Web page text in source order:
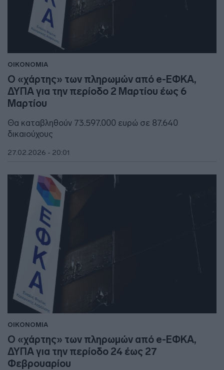
ΟΙΚΟΝΟΜΙΑ
Ο «χάρτης» των πληρωμών από e-ΕΦΚΑ,
ΔΥΠΑ για την περίοδο 2 Μαρτίου έως 6
Μαρτίου
Θα καταβληθούν 73.597.000 ευρώ σε 87.640
δικαιούχους
27.02.2026 - 20:01
ΟΙΚΟΝΟΜΙΑ
Ο «χάρτης» των πληρωμών από e-ΕΦΚΑ,
ΔΥΠΑ για την περίοδο 24 έως 27
Φεβρουαρίου